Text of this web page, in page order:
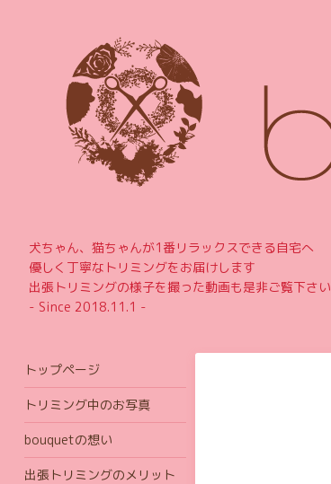
犬ちゃん、猫ちゃんが1番リラックスできる自宅へ
優しく丁寧なトリミングをお届けします
出張トリミングの様子を撮った動画も是非ご覧下さい
- Since 2018.11.1 -
トップページ
トリミング中のお写真
bouquetの想い
出張トリミングのメリット